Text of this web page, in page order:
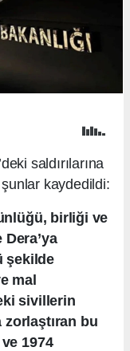
saldırılarına
şunlar kaydedildi:
birliği ve
şekilde
mal
sivillerin
zorlaştıran bu
1974